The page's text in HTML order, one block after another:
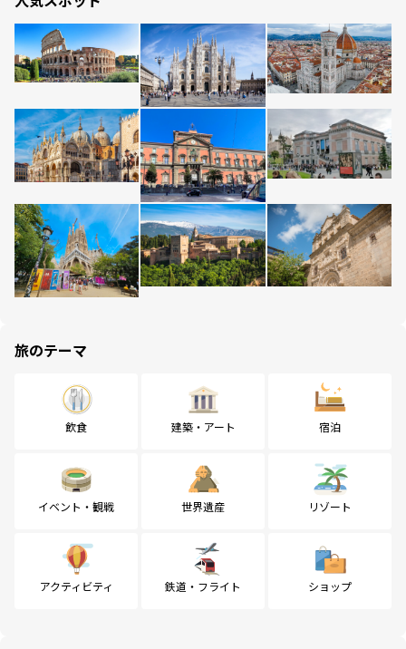
旅のテーマ
飲食 建築・アート 宿泊
イベント・観戦 世界遺産 リゾート
アクティビティ 鉄道・フライト ショップ